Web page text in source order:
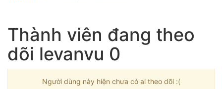
Thành viên đang theo
dõi levanvu 0
Người dùng này hiện chưa có ai theo dõi :(